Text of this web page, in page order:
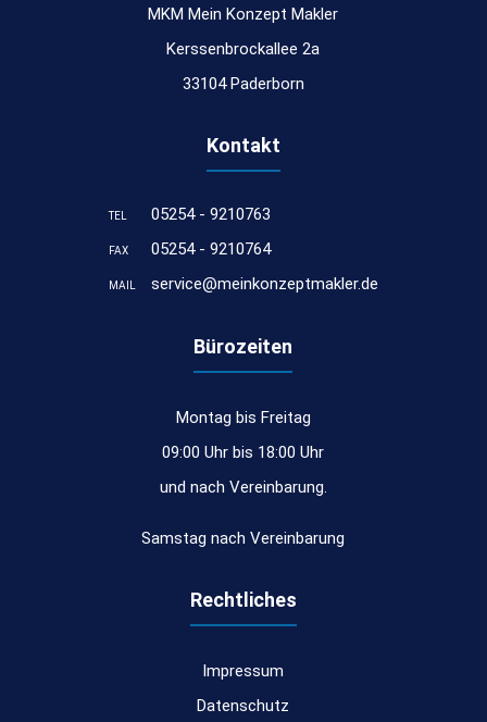
MKM Mein Konzept Makler
Kerssenbrockallee 2a
33104 Paderborn
Kontakt
TEL 05254 - 9210763
FAX 05254 - 9210764
MAIL service@meinkonzeptmakler.de
Bürozeiten
Montag bis Freitag
09:00 Uhr bis 18:00 Uhr
und nach Vereinbarung.
Samstag nach Vereinbarung
Rechtliches
Impressum
Datenschutz